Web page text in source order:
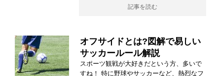
記事を読む
オフサイドとは?図解で易しい
サッカールール解説
スポーツ観戦が大好きだという方、多いで
すね！ 特に野球やサッカーなど、熱烈なフ